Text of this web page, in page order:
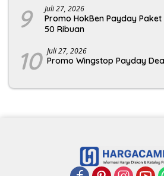
9 Juli 27, 2026
Promo HokBen Payday
50 Ribuan
10 Juli 27, 2026
Promo Wingstop Payday